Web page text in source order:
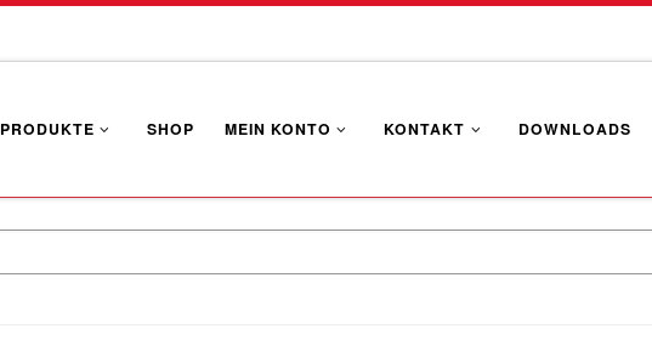
PRODUKTE SHOP MEIN KONTO KONTAKT DOWNLOADS